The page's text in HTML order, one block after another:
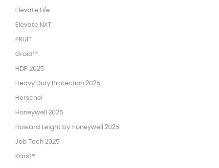
Elevate Life
Elevate NXT
FRUIT
Graid™
HDP 2025
Heavy Duty Protection 2025
Herschel
Honeywell 2025
Howard Leight by Honeywell 2025
Job Tech 2025
Karst®